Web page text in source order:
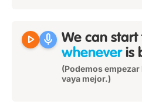
play_arrow mic We can start
wheneveris
(Podemos
vaya mejor.)